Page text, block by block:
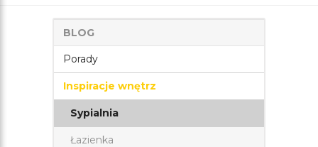
BLOG
Porady
Inspiracje wnętrz
Sypialnia
Łazienka